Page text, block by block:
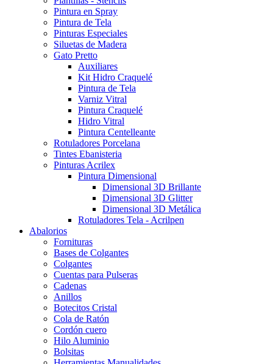
Pintura en Spray
Pintura de Tela
Pinturas Especiales
Siluetas de Madera
Gato Pretto
Auxiliares
Kit Hidro Craquelé
Pintura de Tela
Varniz Vitral
Pintura Craquelé
Hidro Vitral
Pintura Centelleante
Rotuladores Porcelana
Tintes Ebanisteria
Pinturas Acrilex
Pintura Dimensional
Dimensional 3D Brillante
Dimensional 3D Glitter
Dimensional 3D Metálica
Rotuladores Tela - Acrilpen
Abalorios
Fornituras
Bases de Colgantes
Colgantes
Cuentas para Pulseras
Cadenas
Anillos
Botecitos Cristal
Cola de Ratón
Cordón cuero
Hilo Aluminio
Bolsitas